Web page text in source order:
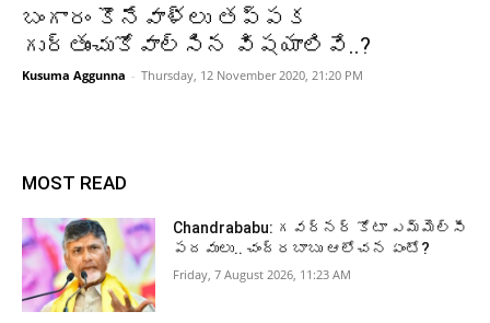
బంగారం కొనేవాళ్లు తప్పక
గుర్తుంచుకోవాల్సిన విషయాలివే..?
Kusuma Aggunna - Thursday, 12 November 2020, 21:20 PM
MOST READ
Chandrababu: గవర్నర్ కోటా ఎమ్మెల్సీ
పదవులు.. చంద్రబాబు ఆలోచన ఏంటో?
Friday, 7 August 2026, 11:23 AM